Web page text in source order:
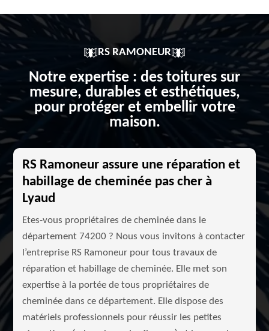
RS RAMONEUR
Notre expertise : des toitures sur
mesure, durables et esthétiques,
pour protéger et embellir votre
maison.
RS Ramoneur assure une réparation et
habillage de cheminée pas cher à
Lyaud
Etes-vous propriétaires de cheminée dans le
département 74200 ? Nous vous invitons à contacter
l’entreprise RS Ramoneur pour tous travaux de
réparation et habillage de cheminée. Elle met son
expertise à la portée de tous propriétaires de
cheminée dans ce département. Elle dispose des
matériels professionnels pour réussir les petites